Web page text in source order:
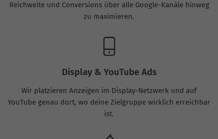
Reichweite und Conversions über alle Google-Kanäle hinweg
zu maximieren.
Display & YouTube Ads
Wir platzieren Anzeigen im Display-Netzwerk und auf
YouTube genau dort, wo deine Zielgruppe wirklich erreichbar
ist.